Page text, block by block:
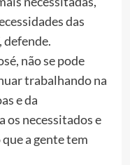
das
defende.
não se pode
trabalhando na
e da
os necessitados e
a gente tem